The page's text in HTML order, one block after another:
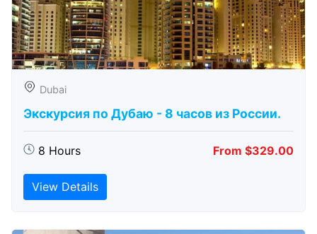
Dubai
Экскурсия по Дубаю - 8 часов из России.
8 Hours From $329.00
View Details